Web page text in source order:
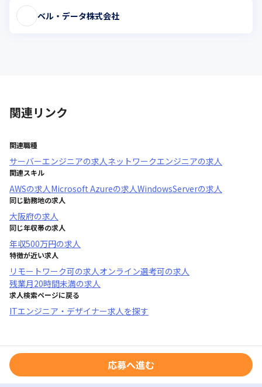
ベル・データ株式会社
関連リンク
関連職種
サーバーエンジニアの求人ネットワークエンジニアの求人
関連スキル
AWSの求人Microsoft Azureの求人WindowsServerの求人
同じ勤務地の求人
大阪府の求人
同じ年収帯の求人
年収500万円の求人
特徴が近い求人
リモートワーク可の求人オンライン選考可の求人
残業月20時間未満の求人
求人検索ページに戻る
ITエンジニア・デザイナー求人を探す
応募へ進む